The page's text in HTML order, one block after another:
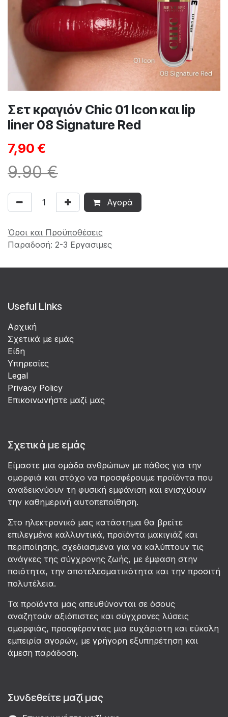
Σετ κραγιόν Chic 01 Icon και lip
liner 08 Signature Red
7,90 €
9.90 €
Αγορά
Όροι και Προϋποθέσεις
Παραδοσή: 2-3 Εργασιμες
Useful Links
Αρχική
Σχετικά με εμάς
Είδη
Υπηρεσίες
Legal
Privacy Policy
Επικοινωνήστε μαζί μας
Σχετικά με εμάς
Είμαστε μια ομάδα ανθρώπων με πάθος για την
ομορφιά και στόχο να προσφέρουμε προϊόντα που
αναδεικνύουν τη φυσική εμφάνιση και ενισχύουν
την καθημερινή αυτοπεποίθηση.
Στο ηλεκτρονικό μας κατάστημα θα βρείτε
επιλεγμένα καλλυντικά, προϊόντα μακιγιάζ και
περιποίησης, σχεδιασμένα για να καλύπτουν τις
ανάγκες της σύγχρονης ζωής, με έμφαση στην
ποιότητα, την αποτελεσματικότητα και την προσιτή
πολυτέλεια.
Τα προϊόντα μας απευθύνονται σε όσους
αναζητούν αξιόπιστες και σύγχρονες λύσεις
ομορφιάς, προσφέροντας μια ευχάριστη και εύκολη
εμπειρία αγορών, με γρήγορη εξυπηρέτηση και
άμεση παράδοση.
Συνδεθείτε μαζί μας